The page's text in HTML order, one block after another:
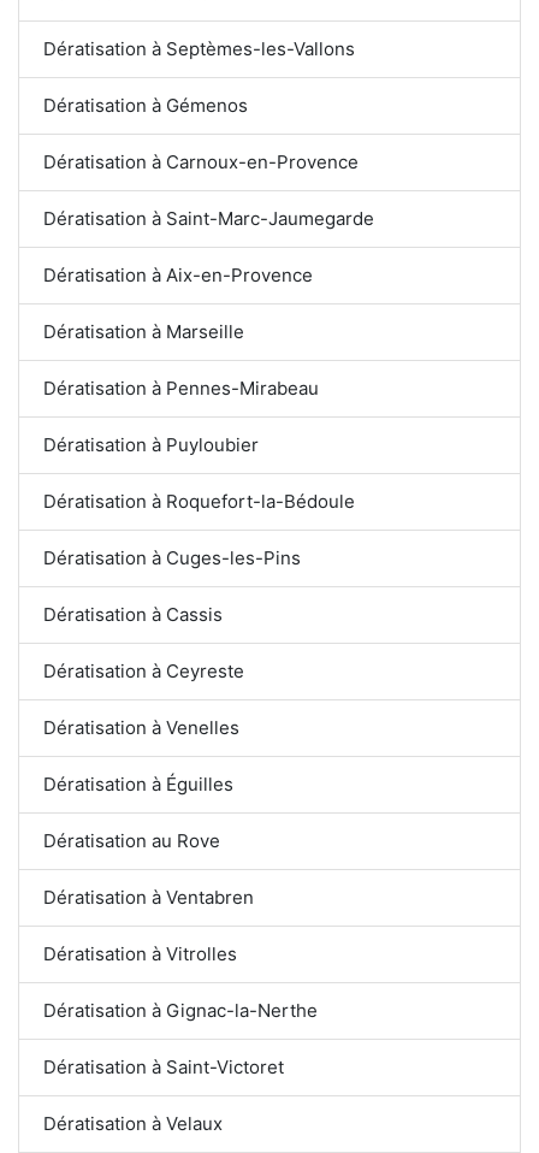
Dératisation à Septèmes-les-Vallons
Dératisation à Gémenos
Dératisation à Carnoux-en-Provence
Dératisation à Saint-Marc-Jaumegarde
Dératisation à Aix-en-Provence
Dératisation à Marseille
Dératisation à Pennes-Mirabeau
Dératisation à Puyloubier
Dératisation à Roquefort-la-Bédoule
Dératisation à Cuges-les-Pins
Dératisation à Cassis
Dératisation à Ceyreste
Dératisation à Venelles
Dératisation à Éguilles
Dératisation au Rove
Dératisation à Ventabren
Dératisation à Vitrolles
Dératisation à Gignac-la-Nerthe
Dératisation à Saint-Victoret
Dératisation à Velaux